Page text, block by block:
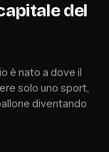
del
è nato a dove il
solo uno sport,
diventando